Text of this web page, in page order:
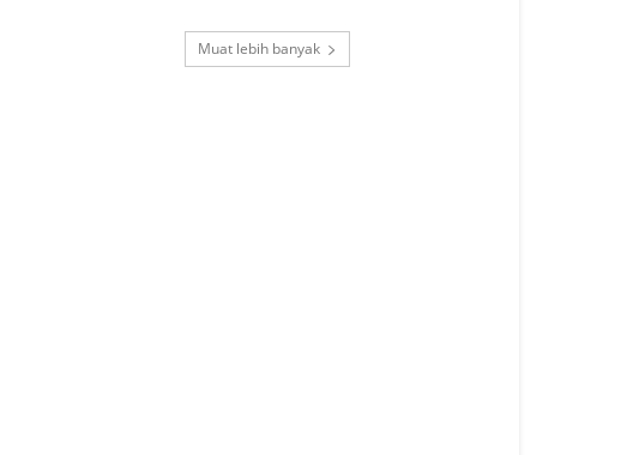
Muat lebih banyak